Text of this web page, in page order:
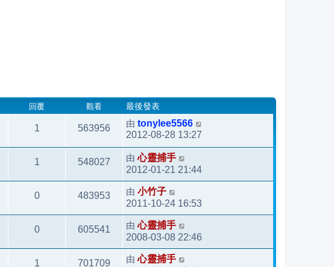
回覆 觀看 最後發表
1 563956 由 tonylee5566
2012-08-28 13:27
1 548027 由心靈捕手
2012-01-21 21:44
0 483953 由 小竹子
2011-10-24 16:53
0 605541 由心靈捕手
2008-03-08 22:46
1 701709 由心靈捕手